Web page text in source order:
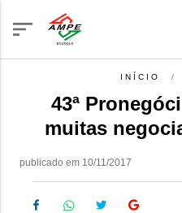
INÍCIO
43ª
muitas
publicado em 10/11/2017